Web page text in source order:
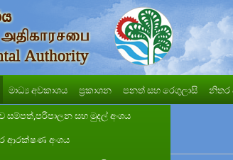
සම්පත්,පරිපාලන සහ මුදල් අංශය
ආරක්ෂණ අංශය
මාධ්‍ය අවකාශය ප්‍රකාශන පනත් සහ රෙගුලාසි නිතර